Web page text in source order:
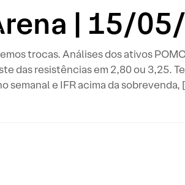
| 15/
trocas. Análises dos ativos
das resistências em 2,80 ou 3,25.
semanal e IFR acima da sobrevenda,